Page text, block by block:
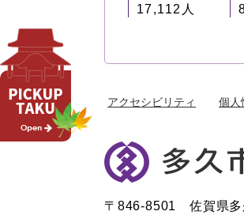
17,112人
アクセシビリティ 個人
〒846-8501 佐賀県多